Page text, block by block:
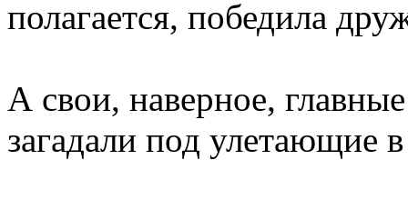
полагается, победила
А свои, наверное,
загадали под улетающие